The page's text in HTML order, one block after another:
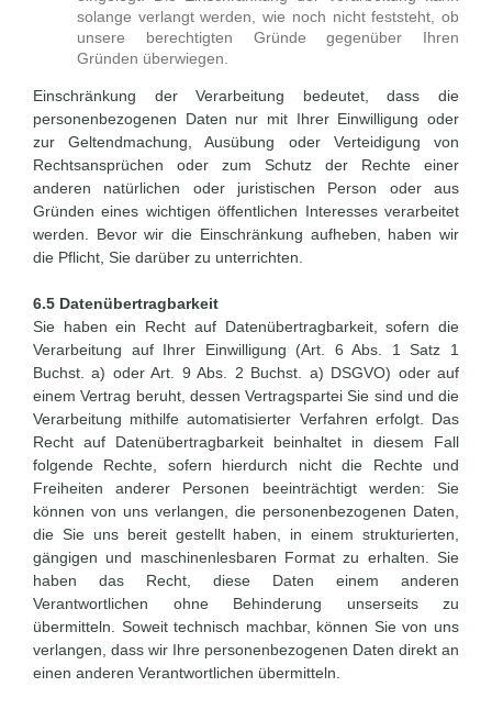
solange verlangt werden, wie noch nicht feststeht, ob
unsere berechtigten Gründe gegenüber Ihren
Gründen überwiegen.
Einschränkung der Verarbeitung bedeutet, dass die
personenbezogenen Daten nur mit Ihrer Einwilligung oder
zur Geltendmachung, Ausübung oder Verteidigung von
Rechtsan­sprüchen oder zum Schutz der Rechte einer
anderen natürlichen oder juristischen Person oder aus
Gründen eines wichtigen öffentlichen Interesses verarbeitet
werden. Bevor wir die Einschränkung aufheben, haben wir
die Pflicht, Sie darüber zu unterrichten.
6.5 Datenübertragbarkeit
Sie haben ein Recht auf Datenübertragbarkeit, sofern die
Verarbeitung auf Ihrer Einwilligung (Art. 6 Abs. 1 Satz 1
Buchst. a) oder Art. 9 Abs. 2 Buchst. a) DSGVO) oder auf
einem Vertrag beruht, dessen Vertragspartei Sie sind und die
Verarbeitung mithilfe automatisierter Verfahren erfolgt. Das
Recht auf Datenübertragbarkeit beinhaltet in diesem Fall
folgende Rechte, sofern hierdurch nicht die Rechte und
Freiheiten anderer Personen beeinträchtigt werden: Sie
können von uns verlangen, die personenbezogenen Daten,
die Sie uns bereit gestellt haben, in einem strukturierten,
gängigen und maschinenlesbaren Format zu erhalten. Sie
haben das Recht, diese Daten einem anderen
Verantwortlichen ohne Behinderung unserseits zu
übermitteln. Soweit technisch machbar, können Sie von uns
verlangen, dass wir Ihre personenbezogenen Daten direkt an
einen anderen Verantwortlichen übermitteln.